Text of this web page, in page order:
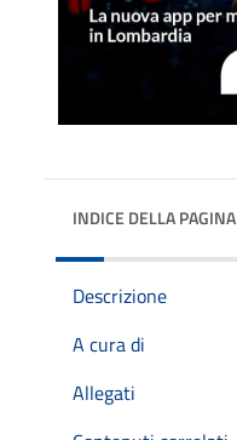
INDICE DELLA PAGINA
Descrizione
A cura di
Allegati